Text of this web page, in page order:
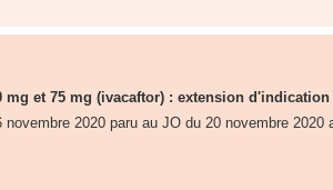
mg et 75 mg (ivacaftor) : extension d'indication
novembre 2020 paru au JO du 20 novembre 2020